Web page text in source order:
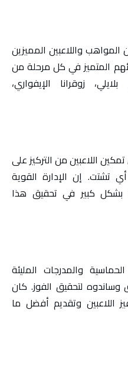
واللاعبين المميزين
المتميز في كل مرحلة من
زوقرانا الإيفواري،
اللاعبين من التركيز على
تشتت. إن الإدارة القوية
بشكل كبير في تحقيق هذا
والمدرجات المليئة
وساندوه لتحقيق الفوز. كان
اللاعبين وتقديم أفضل ما